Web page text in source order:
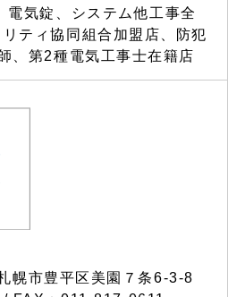
電気錠、システム他工事全
ティ協同組合加盟店、防犯
、第2種電気工事士在籍店
市豊平区美園７条6-3-8